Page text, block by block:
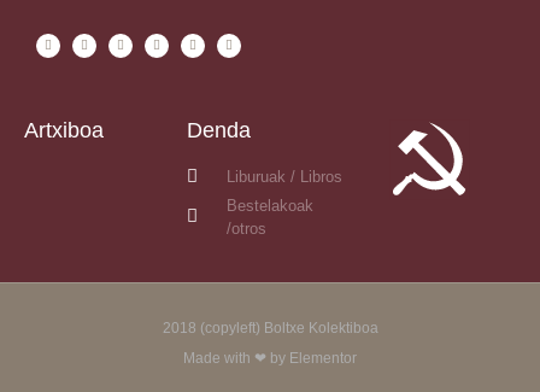
Artxiboa Denda
Liburuak / Libros
Bestelakoak
/otros
2018 (copyleft) Boltxe Kolektiboa
Made with ❤ by Elementor